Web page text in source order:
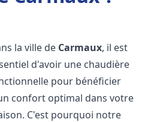
la ville de Carmaux, il est
d'avoir une chaudière
pour bénéficier
confort optimal dans votre
C'est pourquoi notre